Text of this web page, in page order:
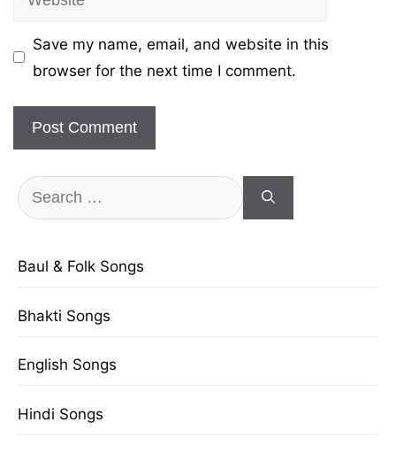
Save my name, email, and website in this
browser for the next time I comment.
Search
for:
Baul & Folk Songs
Bhakti Songs
English Songs
Hindi Songs